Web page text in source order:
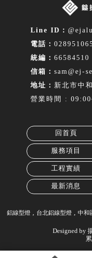
66584510
sam@ej-
新北市中
營業時間 :
回首頁
服務項目
工程實績
最新消息
鋁線型燈 台北鋁線型燈 中和
Designed by